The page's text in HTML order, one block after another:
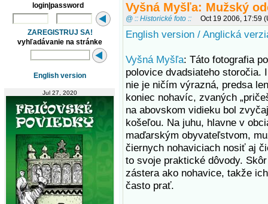
login|password
ZAREGISTRUJ SA!
vyhľadávanie na stránke
English version
Jul 27, 2020
Vyšná Myšľa: Mužský
@ :: Historické foto :: Oct 19 2006, 17:59
English version / Anglická
Vyšná Myšľa: Táto fotografia
polovice dvadsiateho storočia.
nie je ničím výrazná, predsa
koniec nohavíc, zvaných
na abovskom vidieku bol
košeľou. Na juhu, hlavne v
maďarským obyvateľstvom,
čiernych nohaviciach nosiť aj
to svoje praktické dôvody.
zástera ako nohavice, takže
často prať.